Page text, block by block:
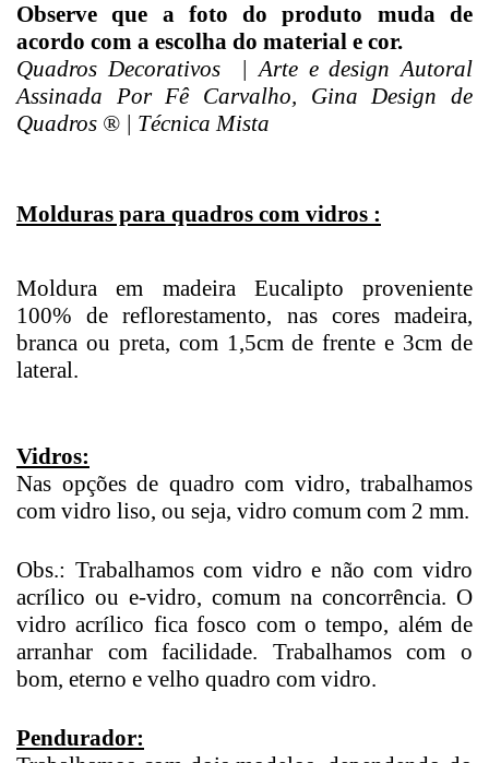
Observe que a foto do produto muda de
acordo com a escolha do material e cor.
Quadros Decorativos | Arte e design Autoral
Assinada Por Fê Carvalho, Gina Design de
Quadros ® | Técnica Mista
Molduras para quadros com vidros :
Moldura em madeira Eucalipto proveniente
100% de reflorestamento, nas cores madeira,
branca ou preta, com 1,5cm de frente e 3cm de
lateral.
Vidros:
Nas opções de quadro com vidro, trabalhamos
com vidro liso, ou seja, vidro comum com 2 mm.
Obs.: Trabalhamos com vidro e não com vidro
acrílico ou e-vidro, comum na concorrência. O
vidro acrílico fica fosco com o tempo, além de
arranhar com facilidade. Trabalhamos com o
bom, eterno e velho quadro com vidro.
Pendurador: